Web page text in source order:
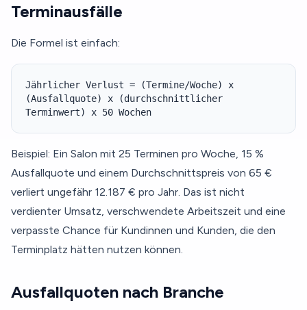
Terminausfälle
Die Formel ist einfach:
Jährlicher Verlust = (Termine/Woche) x
(Ausfallquote) x (durchschnittlicher
Terminwert) x 50 Wochen
Beispiel: Ein Salon mit 25 Terminen pro Woche, 15 %
Ausfallquote und einem Durchschnittspreis von 65 €
verliert ungefähr 12.187 € pro Jahr. Das ist nicht
verdienter Umsatz, verschwendete Arbeitszeit und eine
verpasste Chance für Kundinnen und Kunden, die den
Terminplatz hätten nutzen können.
Ausfallquoten nach Branche